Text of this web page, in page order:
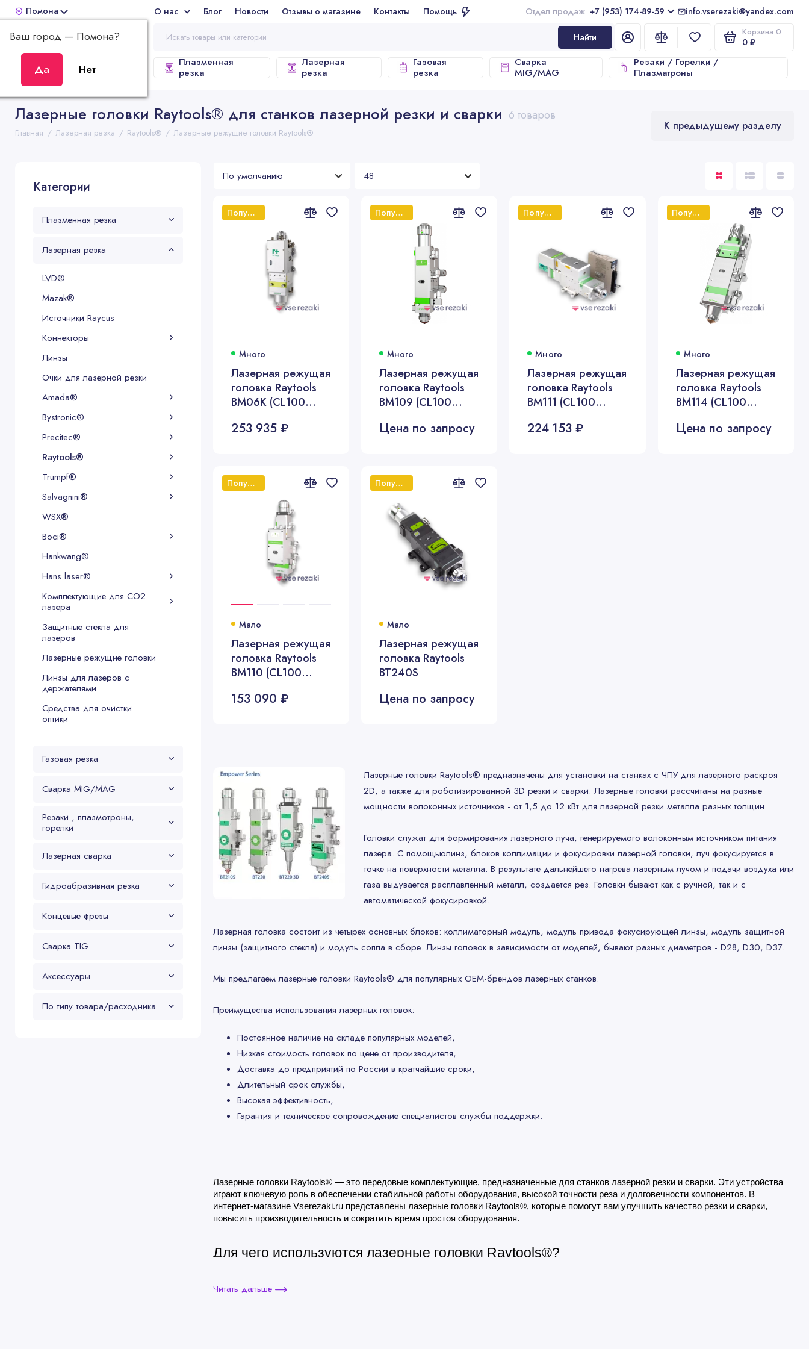
Помона
Ваш город —Помона?
О нас Блог Новости Отзывы о магазине Контакты Помощь Отдел продаж +7 (953) 174-89-59 info.vserezaki@yandex.com
Найти Корзина 0
0 ₽
ВСЕ КАТЕГОРИИ
Плазменная
резка
Лазерная
резка
Газовая
резка
Сварка
MIG/MAG
Резаки / Горелки /
Плазматроны
Лазерные головки Raytools® для станков лазерной резки и сварки 6 товаров
Главная Лазерная резка Raytools® Лазерные режущие головки Raytools® К предыдущему разделу
Категории
Плазменная резка
Лазерная резка
LVD®
Mazak®
Источники Raycus
Коннекторы
Линзы
Очки для лазерной резки
Amada®
Bystronic®
Precitec®
Raytools®
Trumpf®
Salvagnini®
WSX®
Boci®
Hankwang®
Hans laser®
Комплектующие для CO2
лазера
Защитные стекла для
лазеров
Лазерные режущие головки
Линзы для лазеров с
держателями
Средства для очистки
оптики
Газовая резка
Сварка MIG/MAG
Резаки , плазмотроны,
горелки
Лазерная сварка
Гидроабразивная резка
Концевые фрезы
Сварка TIG
Аксессуары
По типу товара/расходника
Популярный
Много
Лазерная режущая
головка Raytools
BM06K (CL100
253 935 ₽
Популярный
Много
Лазерная режущая
головка Raytools
BM109 (CL100
Цена по запросу
Популярный
Много
Лазерная режущая
головка Raytools
BM111 (CL100
224 153 ₽
Популярный
Много
Лазерная режущая
головка Raytools
BM114 (CL100
Цена по запросу
Популярный
Мало
Лазерная режущая
головка Raytools
BM110 (CL100
153 090 ₽
Популярный
Мало
Лазерная режущая
головка Raytools
BT240S
Цена по запросу
Лазерные головки Raytools® предназначены для установки на станках с ЧПУ для лазерного раскроя
2D, а также для роботизированной 3D резки и сварки. Лазерные головки рассчитаны на разные
мощности волоконных источников - от 1,5 до 12 кВт для лазерной резки металла разных толщин.
Головки служат для формирования лазерного луча, генерируемого волоконным источником питания
лазера. С помощьюлинз, блоков коллимации и фокусировки лазерной головки, луч фокусируется в
точке на поверхности металла. В результате дальнейшего нагрева лазерным лучом и подачи воздуха или
газа выдувается расплавленный металл, создается рез. Головки бывают как с ручной, так и с
автоматической фокусировкой.
Лазерная головка состоит из четырех основных блоков: коллиматорный модуль, модуль привода фокусирующей линзы, модуль защитной
линзы (защитного стекла) и модуль сопла в сборе. Линзы головок в зависимости от моделей, бывают разных диаметров - D28, D30, D37.
Мы предлагаем лазерные головки Raytools® для популярных OEM-брендов лазерных станков.
Преимущества использования лазерных головок:
Постоянное наличие на складе популярных моделей,
Низкая стоимость головок по цене от производителя,
Доставка до предприятий по России в кратчайшие сроки,
Длительный срок службы,
Высокая эффективность,
Гарантия и техническое сопровождение специалистов службы поддержки.
Лазерные головки Raytools® — это передовые комплектующие, предназначенные для станков лазерной резки и сварки. Эти устройства
играют ключевую роль в обеспечении стабильной работы оборудования, высокой точности реза и долговечности компонентов. В
интернет-магазине Vserezaki.ru представлены лазерные головки Raytools®, которые помогут вам улучшить качество резки и сварки,
повысить производительность и сократить время простоя оборудования.
Для чего используются лазерные головки Raytools®?
различных процессах, таких как:
Читать дальше